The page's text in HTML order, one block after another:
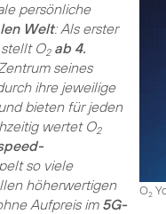
O2
persönliche
Welt: Als erster
O2 ab 4.
seines
ihre jeweilige
bieten für jeden
wertet O2
so viele
höherwertigen
Aufpreis im 5G-